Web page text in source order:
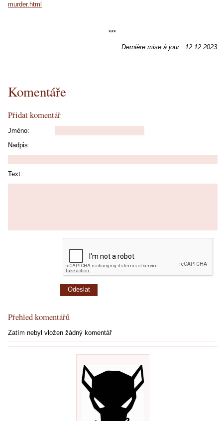
murder.html
***
Dernière mise à jour : 12.12.2023
Komentáře
Přidat komentář
Jméno:
Nadpis:
Text:
Přehled komentářů
Zatím nebyl vložen žádný komentář